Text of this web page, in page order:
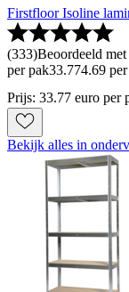
Firstfloor Isoline
(333)Beoordeeld
per pak33.774.69 per
Prijs: 33.77 euro per
Bekijk alles in